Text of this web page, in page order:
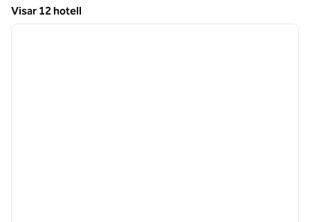
Visar 12 hotell
Visar 12 hotell
1 av 11
nästa